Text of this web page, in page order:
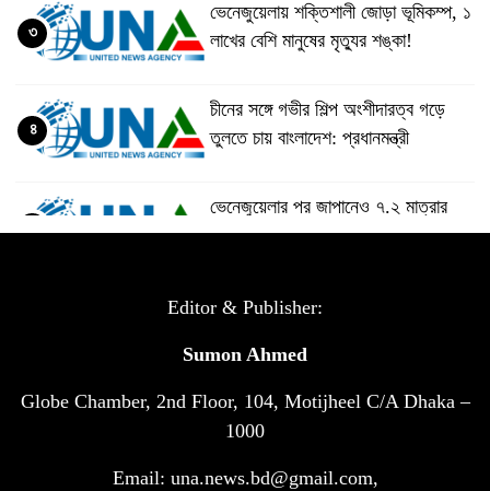
ভেনেজুয়েলায় শক্তিশালী জোড়া ভূমিকম্প, ১
লাখের বেশি মানুষের মৃত্যুর শঙ্কা!
৩
চীনের সঙ্গে গভীর শিল্প অংশীদারত্ব গড়ে
তুলতে চায় বাংলাদেশ: প্রধানমন্ত্রী
৪
ভেনেজুয়েলার পর জাপানেও ৭.২ মাত্রার
শক্তিশালী ভূমিকম্প
টানা ৩ ম্যাচে গোল ভিনির, ইতিহাস বলছে
সরকারি ৩শ কেজি বই বিক্রির অভিযোগ
মাদ্রাসা সুপারের বিরুদ্ধে
Editor & Publisher:
Sumon Ahmed
Globe Chamber, 2nd Floor, 104, Motijheel C/A Dhaka –
1000
Email: una.news.bd@gmail.com,